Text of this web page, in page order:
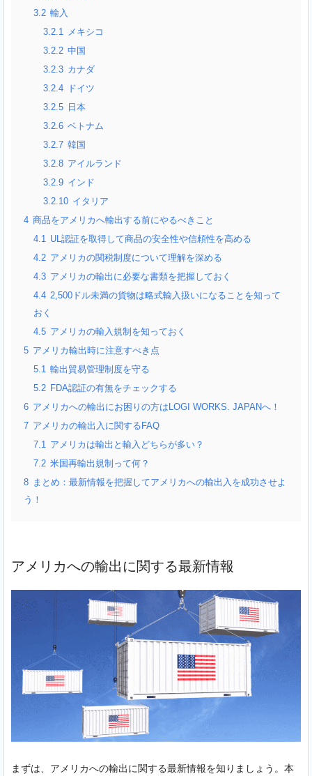
3.2 輸入
3.2.1
メキシコ
3.2.2 中国
3.2.3 カナダ
3.2.4
ドイツ
3.2.5
日本
3.2.6 ベトナム
3.2.7 韓国
3.2.8 アイルランド
3.2.9 インド
3.2.10 イタリア
4 商品をアメリカへ輸出する前にやるべきこと
4.1
UL認証を取得して商品の安全性や信頼性を高める
4.2 アメリカの関税制度について理解を深める
4.3 アメリカの輸出に必要な書類を把握しておく
4.4 2,500ドル未満の貨物は略式輸入扱いになることを知って
おく
4.5 アメリカの輸入規制を知っておく
5 アメリカ輸出時に注意すべき点
5.1
輸出貿易管理制度を守る
5.2 FDA認証の有無をチェックする
6 アメリカへの輸出にお困りの方はLOGI WORKS. JAPANへ！
7 アメリカの輸出入に関するFAQ
7.1
アメリカは輸出と輸入どちらが多い？
7.2 米国再輸出規制って何？
8
まとめ：最新情報を把握してアメリカへの輸出入を成功させよ
う！
アメリカへの輸出に関する最新情報
まずは、アメリカへの輸出に関する最新情報を知りましょう。 本